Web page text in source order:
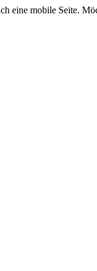
eine mobile Seite.